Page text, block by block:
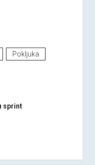
Pokljuka
sprint